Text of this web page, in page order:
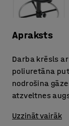
Apraksts
Darba krēsls
poliuretāna
nodrošina
atzveltnes
Uzzināt vairāk